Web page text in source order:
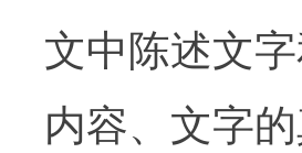
文中陈述文
内容、文字